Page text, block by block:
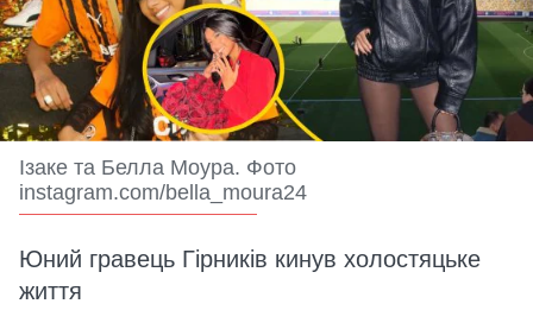
Ізаке та Белла Моура. Фото
instagram.com/bella_moura24
Юний гравець Гірників кинув холостяцьке
життя